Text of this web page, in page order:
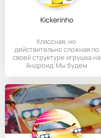
Kickerinho
Классная, но
действительно сложная по
своей структуре игрушка на
Андроид. Мы будем